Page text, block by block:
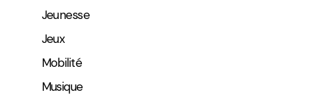
Jeunesse
Jeux
Mobilité
Musique